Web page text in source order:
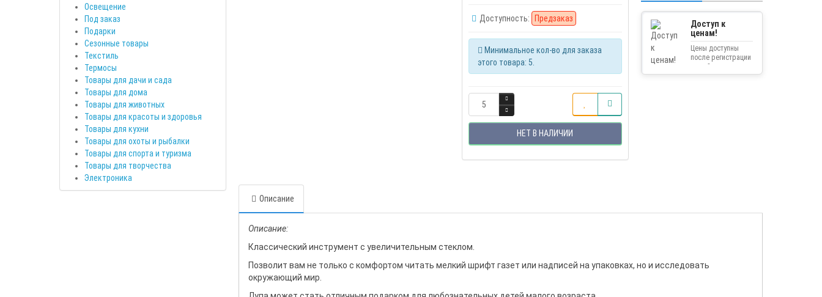
Освещение
Под заказ
Подарки
Сезонные товары
Текстиль
Термосы
Товары для дачи и сада
Товары для дома
Товары для животных
Товары для красоты и здоровья
Товары для кухни
Товары для охоты и рыбалки
Товары для спорта и туризма
Товары для творчества
Электроника
Доступность: Предзаказ
Минимальное кол-во для заказа
этого товара: 5.
НЕТ В НАЛИЧИИ
Доступ к
ценам!
Цены доступны
после регистрации
на сайте.
Описание
Описание:
Классический инструмент с увеличительным стеклом.
Позволит вам не только с комфортом читать мелкий шрифт газет или надписей на упаковках, но и исследовать
окружающий мир.